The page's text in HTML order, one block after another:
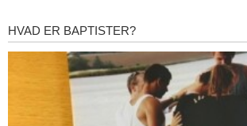
Hvad
er
HVAD ER BAPTISTER?